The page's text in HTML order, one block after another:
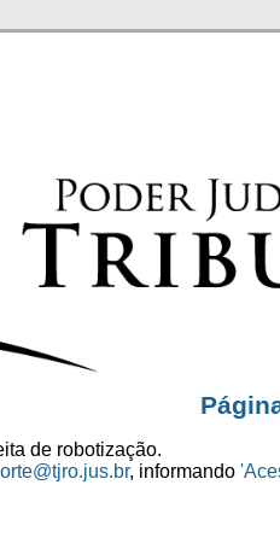
de robotização.
, informando